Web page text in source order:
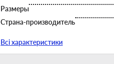
Размеры
Страна-производитель
Всі характеристики